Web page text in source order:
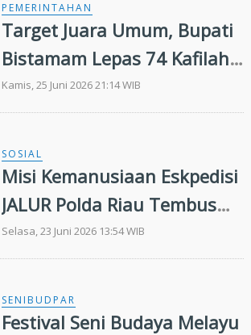
PEMERINTAHAN
Target Juara Umum, Bupati
Bistamam Lepas 74 Kafilah
Rohil dan 440 Peserta Pawai
ke MTQ Riau XLIV di
Kamis, 25 Juni 2026 21:14 WIB
SOSIAL
Misi Kemanusiaan Eskpedisi
JALUR Polda Riau Tembus
Pelosok Bagikan Bansos
Selasa, 23 Juni 2026 13:54 WIB
SENIBUDPAR
Festival Seni Budaya Melayu